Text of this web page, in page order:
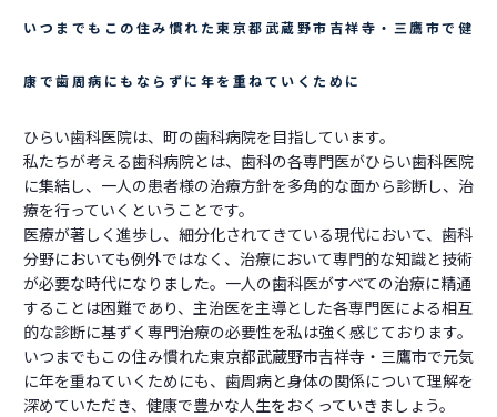
いつまでもこの住み慣れた東京都武蔵野市吉祥寺・三鷹市で健
康で歯周病にもならずに年を重ねていくために
ひらい歯科医院は、町の歯科病院を目指しています。
私たちが考える歯科病院とは、歯科の各専門医がひらい歯科医院
に集結し、一人の患者様の治療方針を多角的な面から診断し、治
療を行っていくということです。
医療が著しく進歩し、細分化されてきている現代において、歯科
分野においても例外ではなく、治療において専門的な知識と技術
が必要な時代になりました。一人の歯科医がすべての治療に精通
することは困難であり、主治医を主導とした各専門医による相互
的な診断に基ずく専門治療の必要性を私は強く感じております。
いつまでもこの住み慣れた東京都武蔵野市吉祥寺・三鷹市で元気
に年を重ねていくためにも、歯周病と身体の関係について理解を
深めていただき、健康で豊かな人生をおくっていきましょう。